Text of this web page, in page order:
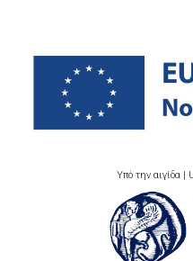
Υπό την αιγίδα